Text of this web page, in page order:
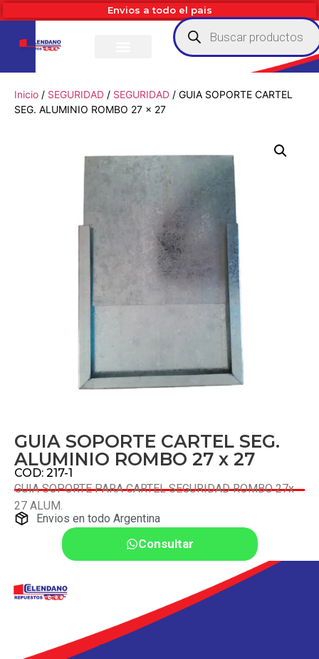
Envios a todo el pais
Inicio / SEGURIDAD / SEGURIDAD / GUIA SOPORTE CARTEL
SEG. ALUMINIO ROMBO 27 x 27
GUIA SOPORTE CARTEL SEG.
ALUMINIO ROMBO 27 x 27
COD: 217-1
GUIA SOPORTE PARA CARTEL SEGURIDAD ROMBO 27x
27 ALUM.
Envios en todo Argentina
Consultar